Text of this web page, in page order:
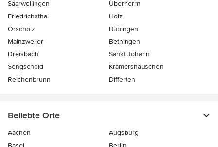
Saarwellingen
Überherrn
Friedrichsthal
Holz
Orscholz
Bübingen
Mainzweiler
Bethingen
Dreisbach
Sankt Johann
Sengscheid
Krämershäuschen
Reichenbrunn
Differten
Beliebte Orte
Aachen
Augsburg